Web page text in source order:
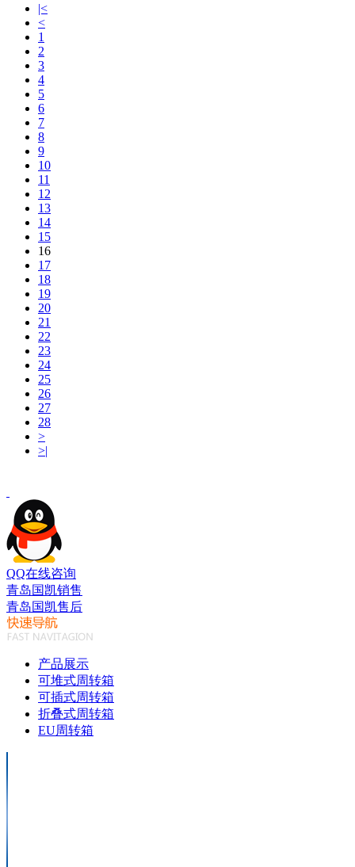
|<
<
1
2
3
4
5
6
7
8
9
10
11
12
13
14
15
16
17
18
19
20
21
22
23
24
25
26
27
28
>
>|
QQ在线咨询
青岛国凯销售
青岛国凯售后
产品展示
可堆式周转箱
可插式周转箱
折叠式周转箱
EU周转箱